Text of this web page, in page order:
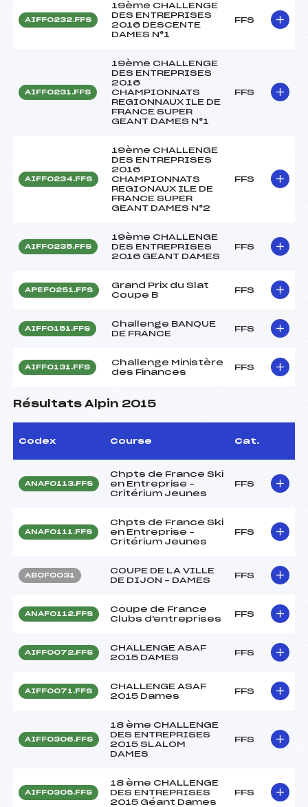
AIFF0232.FFS
19ème CHALLENGE
DES ENTREPRISES
2016 DESCENTE
DAMES N°1
FFS
AIFF0231.FFS
19ème CHALLENGE
DES ENTREPRISES
2016
CHAMPIONNATS
REGIONNAUX ILE DE
FRANCE SUPER
GEANT DAMES N°1
FFS
AIFF0234.FFS
19ème CHALLENGE
DES ENTREPRISES
2016
CHAMPIONNATS
REGIONAUX ILE DE
FRANCE SUPER
GEANT DAMES N°2
FFS
AIFF0235.FFS
19ème CHALLENGE
DES ENTREPRISES
2016 GEANT DAMES
FFS
APEF0251.FFS
Grand Prix du Slat
Coupe B
FFS
AIFF0151.FFS
Challenge BANQUE
DE FRANCE
FFS
AIFF0131.FFS
Challenge Ministère
des Finances
FFS
Résultats Alpin 2015
Codex Course Cat.
ANAF0113.FFS
Chpts de France Ski
en Entreprise –
Critérium Jeunes
FFS
ANAF0111.FFS
Chpts de France Ski
en Entreprise –
Critérium Jeunes
FFS
ABOF0031
COUPE DE LA VILLE
DE DIJON – DAMES
FFS
ANAF0112.FFS
Coupe de France
Clubs d'entreprises
FFS
AIFF0072.FFS
CHALLENGE ASAF
2015 DAMES
FFS
AIFF0071.FFS
CHALLENGE ASAF
2015 Dames
FFS
AIFF0306.FFS
18 ème CHALLENGE
DES ENTREPRISES
2015 SLALOM
DAMES
FFS
AIFF0305.FFS
18 ème CHALLENGE
DES ENTREPRISES
2015 Géant Dames
FFS